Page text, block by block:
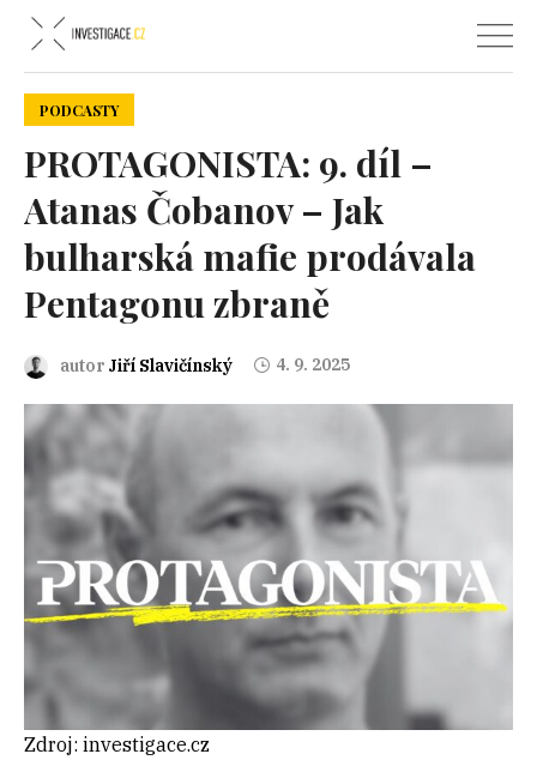
PODCASTY
PROTAGONISTA: 9. díl –
Atanas Čobanov – Jak
bulharská mafie prodávala
Pentagonu zbraně
autor Jiří Slavičínský 4. 9. 2025
Zdroj: investigace.cz